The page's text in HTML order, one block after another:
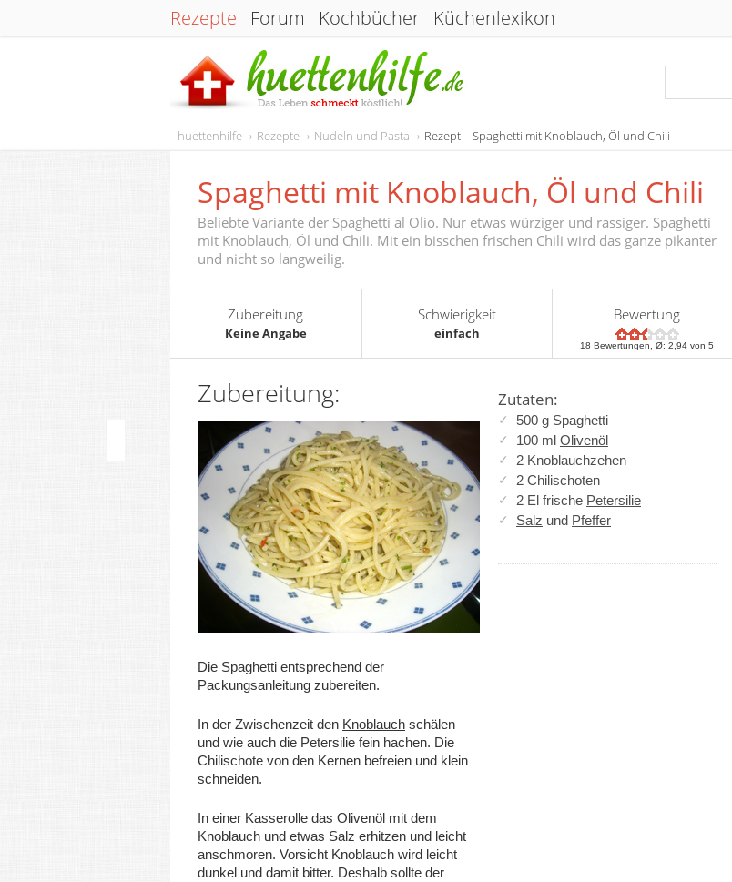
Rezepte Forum Kochbücher Küchenlexikon
huettenhilfe Rezepte Nudeln und Pasta Rezept – Spaghetti mit Knoblauch, Öl und Chili
Spaghetti mit Knoblauch, Öl und Chili
Beliebte Variante der Spaghetti al Olio. Nur etwas würziger und rassiger. Spaghetti
mit Knoblauch, Öl und Chili. Mit ein bisschen frischen Chili wird das ganze pikanter
und nicht so langweilig.
Zubereitung
Keine Angabe
Schwierigkeit
einfach
Bewertung
18 Bewertungen, Ø:2,94 von 5
Zutaten:
500 g Spaghetti
100 ml Olivenöl
2 Knoblauchzehen
2 Chilischoten
2 El frische Petersilie
Salz und Pfeffer
Zubereitung:
Die Spaghetti entsprechend der
Packungsanleitung zubereiten.
In der Zwischenzeit den Knoblauch schälen
und wie auch die Petersilie fein hachen. Die
Chilischote von den Kernen befreien und klein
schneiden.
In einer Kasserolle das Olivenöl mit dem
Knoblauch und etwas Salz erhitzen und leicht
anschmoren. Vorsicht Knoblauch wird leicht
dunkel und damit bitter. Deshalb sollte der